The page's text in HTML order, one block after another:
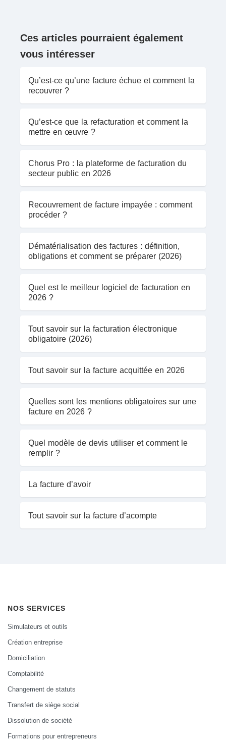
Ces articles pourraient également
vous intéresser
Qu’est-ce qu’une facture échue et comment la
recouvrer ?
Qu’est-ce que la refacturation et comment la
mettre en œuvre ?
Chorus Pro : la plateforme de facturation du
secteur public en 2026
Recouvrement de facture impayée : comment
procéder ?
Dématérialisation des factures : définition,
obligations et comment se préparer (2026)
Quel est le meilleur logiciel de facturation en
2026 ?
Tout savoir sur la facturation électronique
obligatoire (2026)
Tout savoir sur la facture acquittée en 2026
Quelles sont les mentions obligatoires sur une
facture en 2026 ?
Quel modèle de devis utiliser et comment le
remplir ?
La facture d’avoir
Tout savoir sur la facture d’acompte
NOS SERVICES
Simulateurs et outils
Création entreprise
Domiciliation
Comptabilité
Changement de statuts
Transfert de siège social
Dissolution de société
Formations pour entrepreneurs